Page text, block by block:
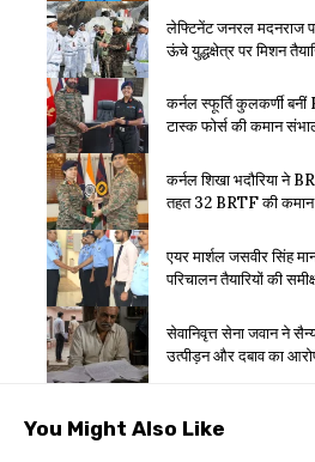
लेफ्टिनेंट जनरल मदनराज
ऊंचे युद्धक्षेत्र पर मिशन
कर्नल स्फूर्ति कुलकर्णी
टास्क फोर्स की कमान
कर्नल शिखा भदौरिया ने
तहत 32 BRTF की कमान
एयर मार्शल जसवीर सिंह
परिचालन तैयारियों की
सेवानिवृत्त सेना जवान ने
उत्पीड़न और दबाव का
You Might Also Like